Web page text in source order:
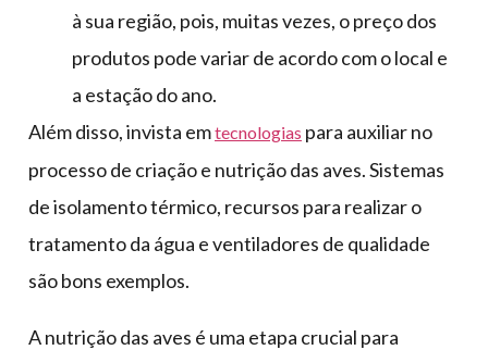
à sua região, pois, muitas vezes, o preço dos
produtos pode variar de acordo com o local e
a estação do ano.
Além disso, invista emtecnologias para auxiliar no
processo de criação e nutrição das aves. Sistemas
de isolamento térmico, recursos para realizar o
tratamento da água e ventiladores de qualidade
são bons exemplos.
A nutrição das aves é uma etapa crucial para